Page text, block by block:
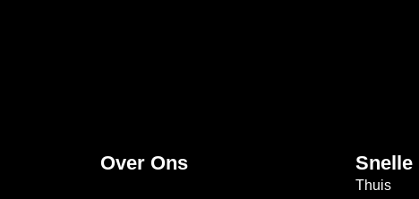
Over Ons Snelle
Thuis